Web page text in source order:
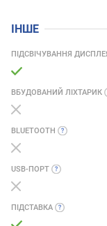
ІНШЕ
ПІДСВІЧУВАННЯ
ВБУДОВАНИЙ ЛІХТАРИК
BLUETOOTH
USB-ПОРТ
ПІДСТАВКА